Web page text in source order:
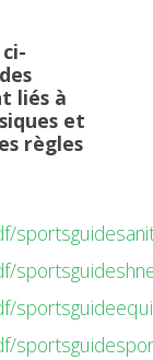
liés à
et
règles